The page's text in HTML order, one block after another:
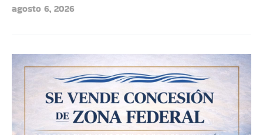
agosto 6, 2026